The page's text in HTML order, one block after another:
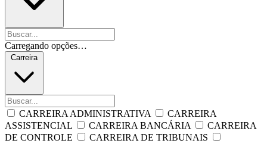
Carregando opções…
Carreira
CARREIRA ADMINISTRATIVA
CARREIRA
ASSISTENCIAL
CARREIRA BANCÁRIA
CARREIRA
DE CONTROLE
CARREIRA DE TRIBUNAIS